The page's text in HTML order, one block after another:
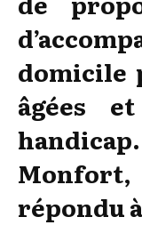
domicile
âgées
répondu